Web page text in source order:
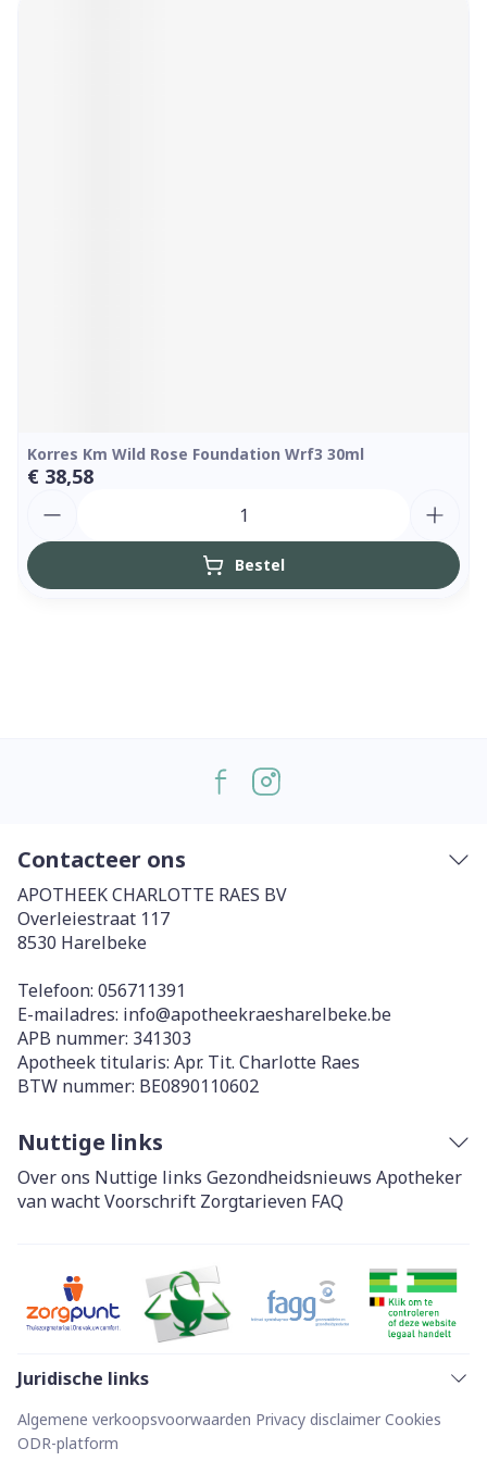
Korres Km Wild Rose Foundation Wrf3 30ml
€ 38,58
Bestel
Contacteer ons
APOTHEEK CHARLOTTE RAES BV
Overleiestraat 117
8530 Harelbeke
Telefoon: 056711391
E-mailadres: info@apotheekraesharelbeke.be
APB nummer: 341303
Apotheek titularis: Apr. Tit. Charlotte Raes
BTW nummer: BE0890110602
Nuttige links
Over ons Nuttige links Gezondheidsnieuws Apotheker
van wachtVoorschrift Zorgtarieven FAQ
Juridische links
Algemene verkoopsvoorwaarden Privacy disclaimer Cookies
ODR-platform